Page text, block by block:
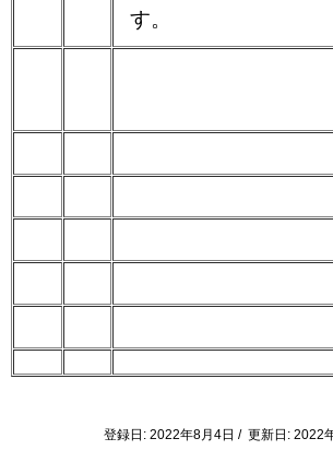
す。
登録日: 2022年8月4日 / 更新日: 2022